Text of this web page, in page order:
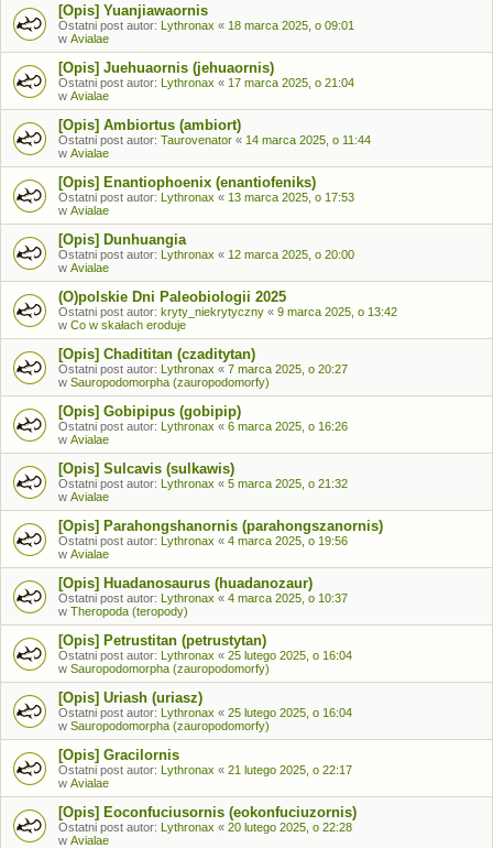
[Opis] Yuanjiawaornis
Ostatni post autor: Lythronax « 18 marca 2025, o 09:01
w Avialae
[Opis] Juehuaornis (jehuaornis)
Ostatni post autor: Lythronax « 17 marca 2025, o 21:04
w Avialae
[Opis] Ambiortus (ambiort)
Ostatni post autor: Taurovenator « 14 marca 2025, o 11:44
w Avialae
[Opis] Enantiophoenix (enantiofeniks)
Ostatni post autor: Lythronax « 13 marca 2025, o 17:53
w Avialae
[Opis] Dunhuangia
Ostatni post autor: Lythronax « 12 marca 2025, o 20:00
w Avialae
(O)polskie Dni Paleobiologii 2025
Ostatni post autor: kryty_niekrytyczny « 9 marca 2025, o 13:42
w Co w skałach eroduje
[Opis] Chadititan (czaditytan)
Ostatni post autor: Lythronax « 7 marca 2025, o 20:27
w Sauropodomorpha (zauropodomorfy)
[Opis] Gobipipus (gobipip)
Ostatni post autor: Lythronax « 6 marca 2025, o 16:26
w Avialae
[Opis] Sulcavis (sulkawis)
Ostatni post autor: Lythronax « 5 marca 2025, o 21:32
w Avialae
[Opis] Parahongshanornis (parahongszanornis)
Ostatni post autor: Lythronax « 4 marca 2025, o 19:56
w Avialae
[Opis] Huadanosaurus (huadanozaur)
Ostatni post autor: Lythronax « 4 marca 2025, o 10:37
w Theropoda (teropody)
[Opis] Petrustitan (petrustytan)
Ostatni post autor: Lythronax « 25 lutego 2025, o 16:04
w Sauropodomorpha (zauropodomorfy)
[Opis] Uriash (uriasz)
Ostatni post autor: Lythronax « 25 lutego 2025, o 16:04
w Sauropodomorpha (zauropodomorfy)
[Opis] Gracilornis
Ostatni post autor: Lythronax « 21 lutego 2025, o 22:17
w Avialae
[Opis] Eoconfuciusornis (eokonfuciuzornis)
Ostatni post autor: Lythronax « 20 lutego 2025, o 22:28
w Avialae